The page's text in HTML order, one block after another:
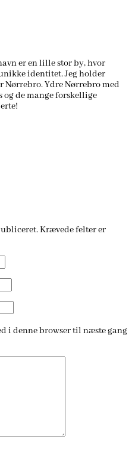
er en lille stor by, hvor
identitet. Jeg holder
Nørrebro. Ydre Nørrebro med
og de mange forskellige
Krævede felter er
i denne browser til næste gang